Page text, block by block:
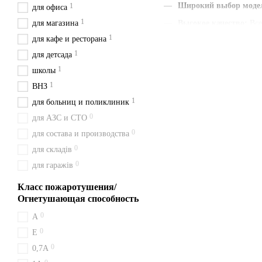
Широкий выбор
для офиса 1
для магазина 1
для кафе и ресторана 1
для детсада 1
школы 1
ВНЗ 1
для больниц и поликлиник 1
для АЗС и СТО 0
для состава и производства 0
для складів 0
для гаражів 0
Класс пожаротушения/
Огнетушающая способность
A 0
Е 0
0,7А 0